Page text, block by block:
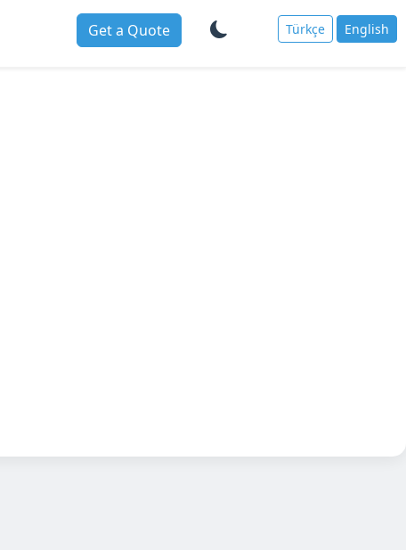
Get a Quote Türkçe English